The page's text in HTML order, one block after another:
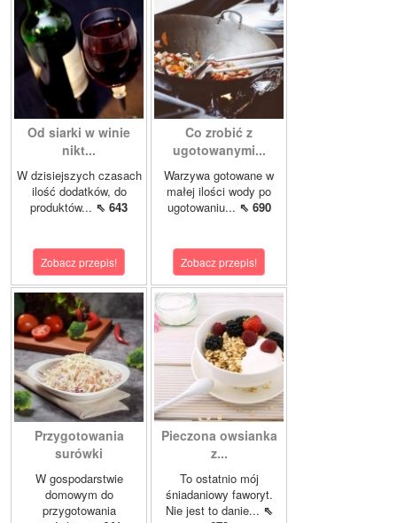
Od siarki w winie
nikt...
W dzisiejszych czasach
ilość dodatków, do
produktów... ⇖ 643
Zobacz przepis!
Co zrobić z
ugotowanymi...
Warzywa gotowane w
małej ilości wody po
ugotowaniu... ⇖ 690
Zobacz przepis!
Przygotowania
surówki
W gospodarstwie
domowym do
przygotowania
Pieczona owsianka
z...
To ostatnio mój
śniadaniowy faworyt.
Nie jest to danie... ⇖